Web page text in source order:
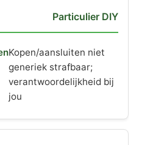
Particulier DIY
Kopen/aansluiten niet
generiek strafbaar;
verantwoordelijkheid bij
jou